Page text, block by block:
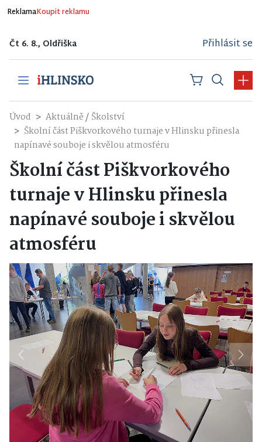
ReklamaKoupit reklamu
Čt 6. 8., Oldřiška Přihlásit se
Úvod Aktuálně/ Školství
Školní část Piškvorkového turnaje v Hlinsku přinesla
napínavé souboje i skvělou atmosféru
Školní část Piškvorkového
turnaje v Hlinsku přinesla
napínavé souboje i skvělou
atmosféru
Previous Next